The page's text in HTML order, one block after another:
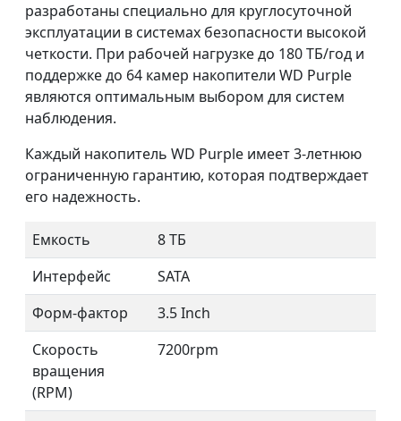
разработаны специально для круглосуточной
эксплуатации в системах безопасности высокой
четкости. При рабочей нагрузке до 180 ТБ/год и
поддержке до 64 камер накопители WD Purple
являются оптимальным выбором для систем
наблюдения.
Каждый накопитель WD Purple имеет 3-летнюю
ограниченную гарантию, которая подтверждает
его надежность.
Емкость
8 ТБ
Интерфейс
SATA
Форм-фактор
3.5 Inch
Скорость
вращения
(RPM)
7200rpm